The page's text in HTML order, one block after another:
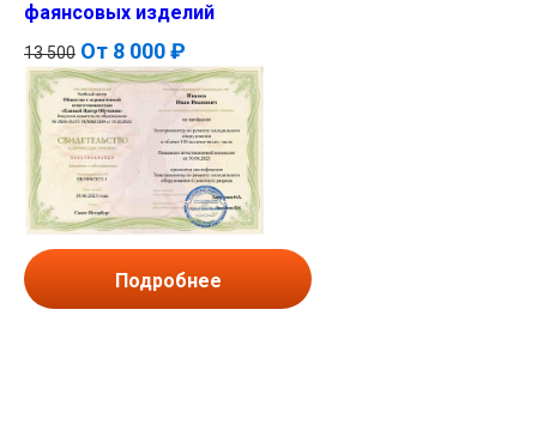
фаянсовых изделий
13 500 От 8 000 ₽
Подробнее